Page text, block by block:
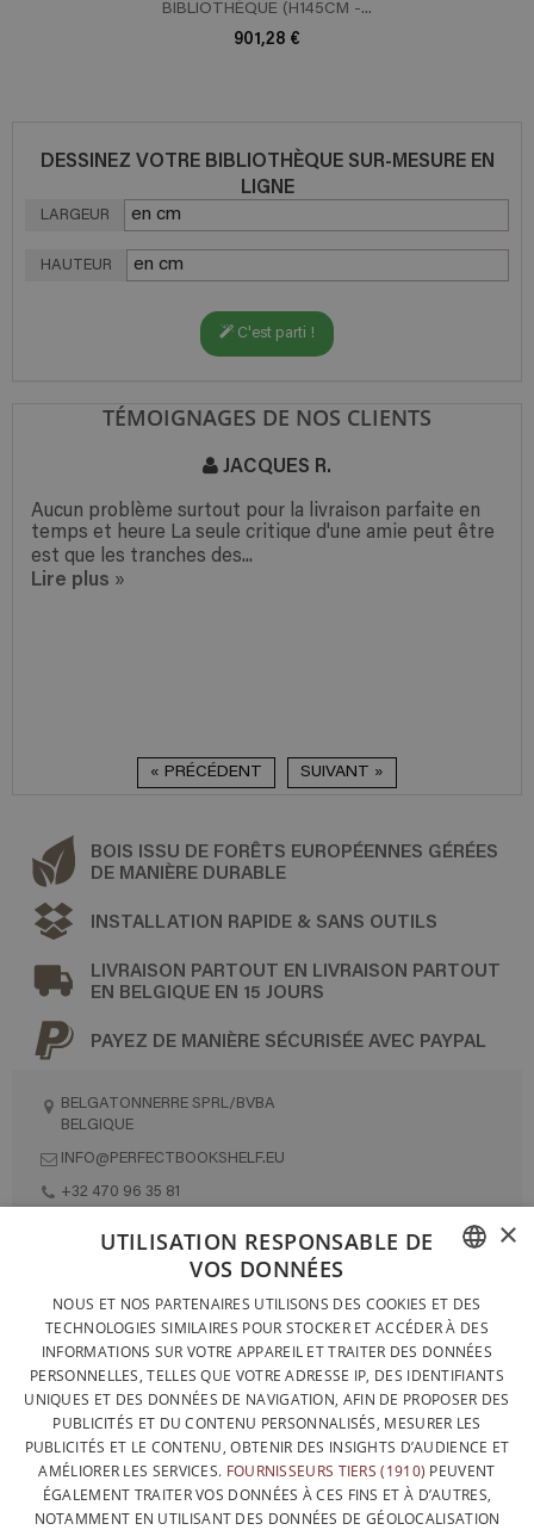
BIBLIOTHÈQUE (H145CM -...
901,28 €
DESSINEZ VOTRE BIBLIOTHÈQUE SUR-MESURE EN
LIGNE
LARGEUR
HAUTEUR
C'est parti !
TÉMOIGNAGES DE NOS CLIENTS
JACQUES R.
Aucun problème surtout pour la livraison parfaite en
temps et heure La seule critique d'une amie peut être
est que les tranches des...
Lire plus »
« PRÉCÉDENT SUIVANT »
BOIS ISSU DE FORÊTS EUROPÉENNES GÉRÉES
DE MANIÈRE DURABLE
INSTALLATION RAPIDE & SANS OUTILS
LIVRAISON PARTOUT EN LIVRAISON PARTOUT
EN BELGIQUE EN 15 JOURS
PAYEZ DE MANIÈRE SÉCURISÉE AVEC PAYPAL
BELGATONNERRE SPRL/BVBA
BELGIQUE
INFO@PERFECTBOOKSHELF.EU
+32 470 96 35 81
CONTACTEZ-NOUS
PROTECTION DES DONNÉES
CONDITIONS GÉNÉRALES DE VENTE
SITEMAP
FRENCH
DUTCH
ENGLISH
×
UTILISATION RESPONSABLE DE
VOS DONNÉES
NOUS ET NOS PARTENAIRES UTILISONS DES COOKIES ET DES
TECHNOLOGIES SIMILAIRES POUR STOCKER ET ACCÉDER À DES
INFORMATIONS SUR VOTRE APPAREIL ET TRAITER DES DONNÉES
PERSONNELLES, TELLES QUE VOTRE ADRESSE IP, DES IDENTIFIANTS
UNIQUES ET DES DONNÉES DE NAVIGATION, AFIN DE PROPOSER DES
PUBLICITÉS ET DU CONTENU PERSONNALISÉS, MESURER LES
PUBLICITÉS ET LE CONTENU, OBTENIR DES INSIGHTS D’AUDIENCE ET
AMÉLIORER LES SERVICES. FOURNISSEURS TIERS (1910) PEUVENT
ÉGALEMENT TRAITER VOS DONNÉES À CES FINS ET À D’AUTRES,
NOTAMMENT EN UTILISANT DES DONNÉES DE GÉOLOCALISATION